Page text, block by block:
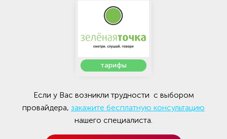
тарифы
Если у Вас возникли трудности с выбором
провайдера, закажите бесплатную консультацию
нашего специалиста.